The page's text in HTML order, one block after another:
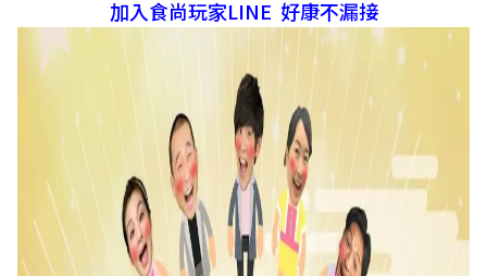
加入食尚玩家LINE 好康不漏接